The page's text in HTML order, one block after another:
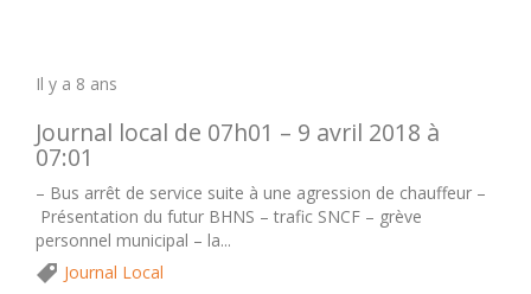
Il y a 8 ans
Journal local de 07h01 – 9 avril 2018 à
07:01
– Bus arrêt de service suite à une agression de chauffeur –
Présentation du futur BHNS – trafic SNCF – grève
personnel municipal – la...
Journal Local